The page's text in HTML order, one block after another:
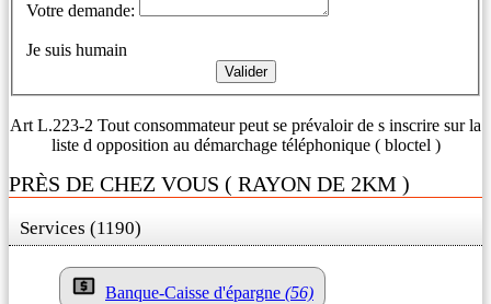
Votre demande:
Je suis humain
Art L.223-2 Tout consommateur peut se prévaloir de s inscrire sur la
liste d opposition au démarchage téléphonique ( bloctel )
PRÈS DE CHEZ VOUS ( RAYON DE 2KM )
Services (1190)
Banque-Caisse d'épargne (56)